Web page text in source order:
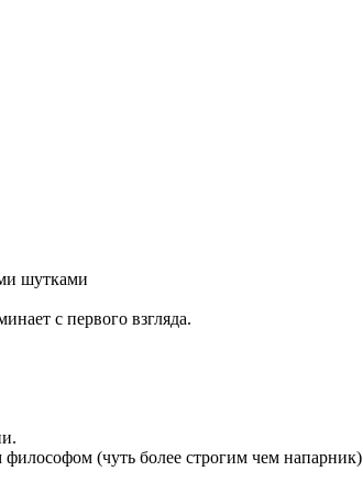
шутками
с первого взгляда.
(чуть более строгим чем напарник)